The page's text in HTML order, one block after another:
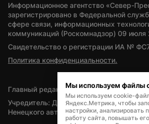
Информационное агентство «Север-
зарегистрировано в Федеральной
сфере связи, информационных
коммуникаций (Роскомнадзор) 09 июля
Свидетельство о регистрации ИА №
Политика конфиденциальности.
Главный редактор — А.Л. Поздеев
Учредитель: Департамент внутренней
Ненецкого автономного округа
Мы используем файлы
Мы используем cookie-
Яндекс.Метрика, чтобы
настройки, анализировать
работу сайта, повышать его